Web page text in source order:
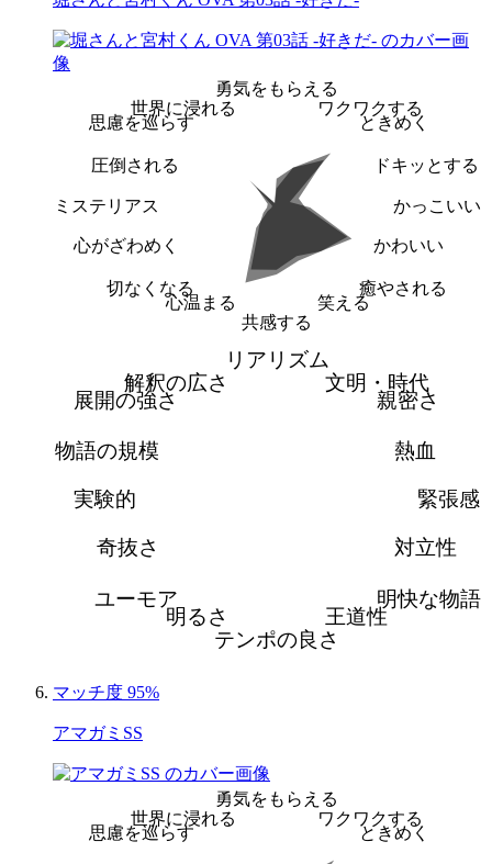
勇気をもらえる
ワクワクする
ときめく
ドキッとする
かっこいい
かわいい
癒やされる
笑える
共感する
心温まる
切なくなる
心がざわめく
ミステリアス
圧倒される
思慮を巡らす
世界に浸れる
リアリズム
文明・時代
親密さ
熱血
緊張感
対立性
明快な物語
王道性
テンポの良さ
明るさ
ユーモア
奇抜さ
実験的
物語の規模
展開の強さ
解釈の広さ
マッチ度 95%
アマガミSS
勇気をもらえる
ワクワクする
ときめく
思慮を巡らす
世界に浸れる